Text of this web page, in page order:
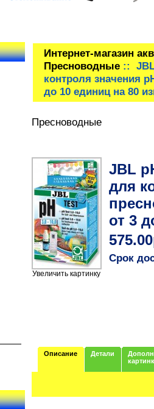
Интернет-магазин
Пресноводные:: JBL
контроля значения
до 10 единиц на 80
Пресноводные
Увеличить картинку
JBL
для
от 3
Срок
Описание Детали